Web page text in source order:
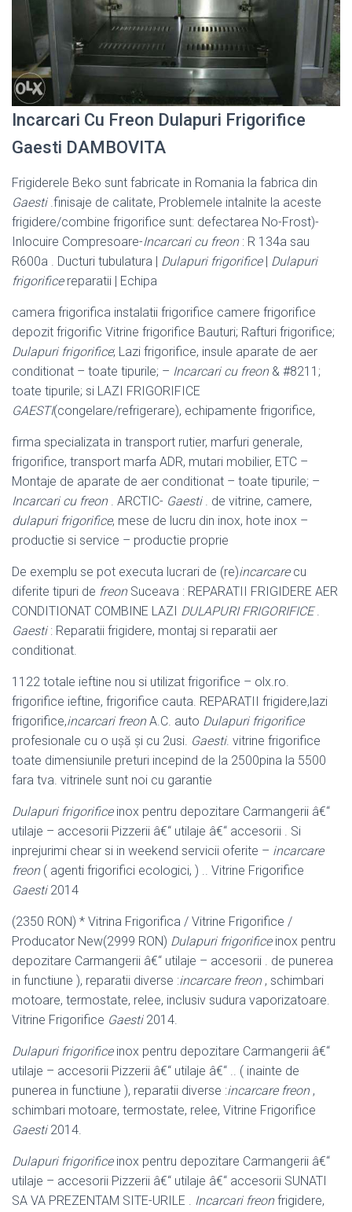
Incarcari Cu Freon Dulapuri Frigorifice
Gaesti DAMBOVITA
Frigiderele Beko sunt fabricate in Romania la fabrica din
Gaesti.finisaje de calitate, Problemele intalnite la aceste
frigidere/combine frigorifice sunt: defectarea No-Frost)-
Inlocuire Compresoare-Incarcari cu freon: R 134a sau
R600a . Ducturi tubulatura | Dulapuri frigorifice| Dulapuri
frigorificereparatii | Echipa
camera frigorifica instalatii frigorifice camere frigorifice
depozit frigorific Vitrine frigorifice Bauturi; Rafturi frigorifice;
Dulapuri frigorifice; Lazi frigorifice, insule aparate de aer
conditionat – toate tipurile; – Incarcari cu freon& #8211;
toate tipurile; si LAZI FRIGORIFICE
GAESTI(congelare/refrigerare), echipamente frigorifice,
firma specializata in transport rutier, marfuri generale,
frigorifice, transport marfa ADR, mutari mobilier, ETC –
Montaje de aparate de aer conditionat – toate tipurile; –
Incarcari cu freon. ARCTIC- Gaesti. de vitrine, camere,
dulapuri frigorifice, mese de lucru din inox, hote inox –
productie si service – productie proprie
De exemplu se pot executa lucrari de (re)incarcarecu
diferite tipuri de freonSuceava : REPARATII FRIGIDERE AER
CONDITIONAT COMBINE LAZI DULAPURI FRIGORIFICE.
Gaesti: Reparatii frigidere, montaj si reparatii aer
conditionat.
1122 totale ieftine nou si utilizat frigorifice – olx.ro.
frigorifice ieftine, frigorifice cauta. REPARATII frigidere,lazi
frigorifice,incarcari freonA.C. auto Dulapuri frigorifice
profesionale cu o ușă și cu 2usi. Gaesti. vitrine frigorifice
toate dimensiunile preturi incepind de la 2500pina la 5500
fara tva. vitrinele sunt noi cu garantie
Dulapuri frigorificeinox pentru depozitare Carmangerii â€“
utilaje – accesorii Pizzerii â€“ utilaje â€“ accesorii . Si
inprejurimi chear si in weekend servicii oferite – incarcare
freon( agenti frigorifici ecologici, ) .. Vitrine Frigorifice
Gaesti2014
(2350 RON) * Vitrina Frigorifica / Vitrine Frigorifice /
Producator New(2999 RON) Dulapuri frigorificeinox pentru
depozitare Carmangerii â€“ utilaje – accesorii . de punerea
in functiune ), reparatii diverse :incarcare freon, schimbari
motoare, termostate, relee, inclusiv sudura vaporizatoare.
Vitrine Frigorifice Gaesti2014.
Dulapuri frigorificeinox pentru depozitare Carmangerii â€“
utilaje – accesorii Pizzerii â€“ utilaje â€“ .. ( inainte de
punerea in functiune ), reparatii diverse :incarcare freon,
schimbari motoare, termostate, relee, Vitrine Frigorifice
Gaesti2014.
Dulapuri frigorificeinox pentru depozitare Carmangerii â€“
utilaje – accesorii Pizzerii â€“ utilaje â€“ accesorii SUNATI
SA VA PREZENTAM SITE-URILE . Incarcari freonfrigidere,